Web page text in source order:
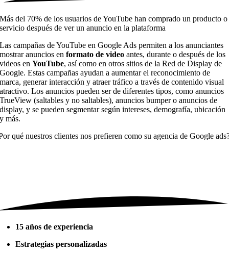
Más del 70% de los usuarios de YouTube han comprado un producto o
servicio después de ver un anuncio en la plataforma
Las campañas de YouTube en Google Ads permiten a los anunciantes
mostrar anuncios enformato de video antes, durante o después de los
videos enYouTube, así como en otros sitios de la Red de Display de
Google. Estas campañas ayudan a aumentar el reconocimiento de
marca, generar interacción y atraer tráfico a través de contenido visual
atractivo. Los anuncios pueden ser de diferentes tipos, como anuncios
TrueView (saltables y no saltables), anuncios bumper o anuncios de
display, y se pueden segmentar según intereses, demografía, ubicación
y más.
qué nuestros clientes nos prefieren como suagencia de Google
15 años de experiencia
Estrategias personalizadas